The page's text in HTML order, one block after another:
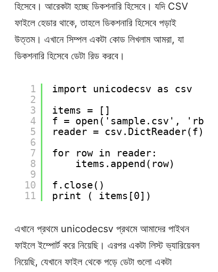
হিসেবে। আরেকটা হচ্ছে ডিকশনারি হিসেবে। যদি CSV
ফাইলে হেডার থাকে, তাহলে ডিকশনারি হিসেবে পড়াই
উত্তম। এখানে সিম্পল একটা কোড লিখলাম আমরা, যা
ডিকশনারি হিসেবে ডেটা রিড করবে।
1
2
3
4
5
6
7
8
9
10
11
import unicodecsv as csv
items = []
f = open('sample.csv', 'rb')
reader = csv.DictReader(f)
for row in reader:
items.append(row)
f.close()
print ( items[0])
এখানে প্রথমে unicodecsv প্রথমে আমাদের পাইথন
ফাইলে ইম্পোর্ট করে নিয়েছি। এরপর একটা লিস্ট ভ্যারিয়েবল
নিয়েছি, যেখানে ফাইল থেকে পড়ে ডেটা গুলো একটা